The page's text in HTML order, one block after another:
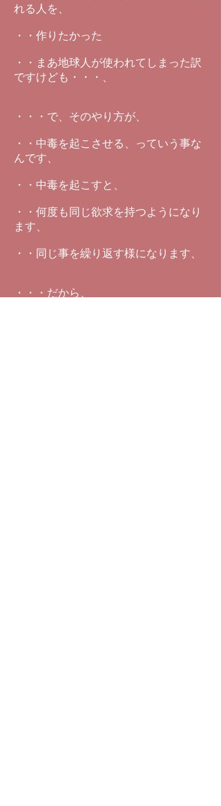
れる人を、
・・作りたかった
・・まあ地球人が使われてしまった訳
ですけども・・・、
・・・で、そのやり方が、
・・中毒を起こさせる、っていう事な
んです、
・・中毒を起こすと、
・・何度も同じ欲求を持つようになり
ます、
・・同じ事を繰り返す様になります、
・・・だから、